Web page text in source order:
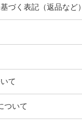
づく表記（返品など）
て
ついて